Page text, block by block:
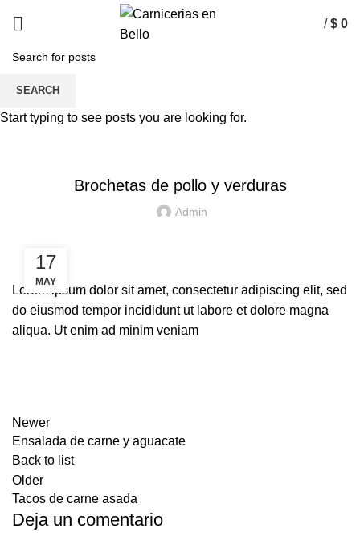
/ $ 0
Recetas
HOME RECETAS
Brochetas de pollo y verduras
Admin
17
MAY
Lorem ipsum dolor sit amet, consectetur adipiscing elit, sed
do eiusmod tempor incididunt ut labore et dolore magna
aliqua. Ut enim ad minim veniam
Newer
Ensalada de carne y aguacate
Back to list
Older
Tacos de carne asada
Deja un comentario
SEARCH
Start typing to see posts you are looking for.